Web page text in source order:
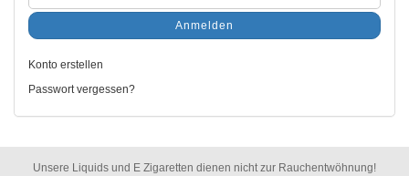
Anmelden
Konto erstellen
Passwort vergessen?
Unsere Liquids und E Zigaretten dienen nicht zur Rauchentwöhnung!